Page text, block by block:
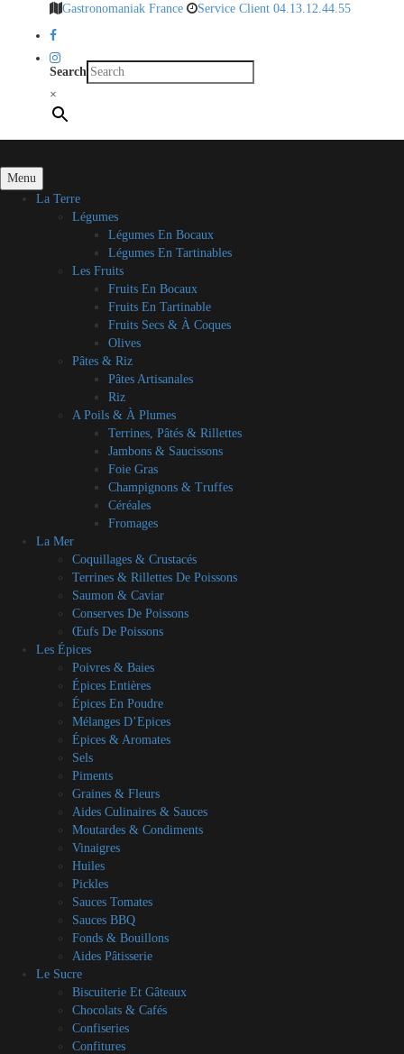
Gastronomaniak France Service Client 04.13.12.44.55
Search
×
Menu
La Terre
Légumes
Légumes En Bocaux
Légumes En Tartinables
Les Fruits
Fruits En Bocaux
Fruits En Tartinable
Fruits Secs & À Coques
Olives
Pâtes & Riz
Pâtes Artisanales
Riz
A Poils & À Plumes
Terrines, Pâtés & Rillettes
Jambons & Saucissons
Foie Gras
Champignons & Truffes
Céréales
Fromages
La Mer
Coquillages & Crustacés
Terrines & Rillettes De Poissons
Saumon & Caviar
Conserves De Poissons
Œufs De Poissons
Les Épices
Poivres & Baies
Épices Entières
Épices En Poudre
Mélanges D’Epices
Épices & Aromates
Sels
Piments
Graines & Fleurs
Aides Culinaires & Sauces
Moutardes & Condiments
Vinaigres
Huiles
Pickles
Sauces Tomates
Sauces BBQ
Fonds & Bouillons
Aides Pâtisserie
Le Sucre
Biscuiterie Et Gâteaux
Chocolats & Cafés
Confiseries
Confitures